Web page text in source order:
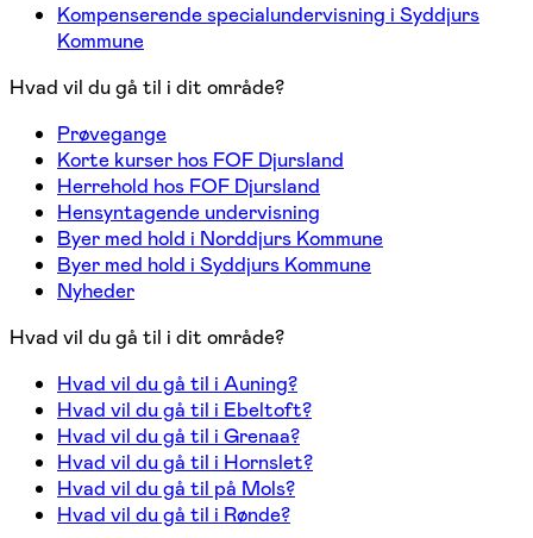
Kompenserende specialundervisning i Syddjurs
Kommune
Hvad vil du gå til i dit område?
Prøvegange
Korte kurser hos FOF Djursland
Herrehold hos FOF Djursland
Hensyntagende undervisning
Byer med hold i Norddjurs Kommune
Byer med hold i Syddjurs Kommune
Nyheder
Hvad vil du gå til i dit område?
Hvad vil du gå til i Auning?
Hvad vil du gå til i Ebeltoft?
Hvad vil du gå til i Grenaa?
Hvad vil du gå til i Hornslet?
Hvad vil du gå til på Mols?
Hvad vil du gå til i Rønde?